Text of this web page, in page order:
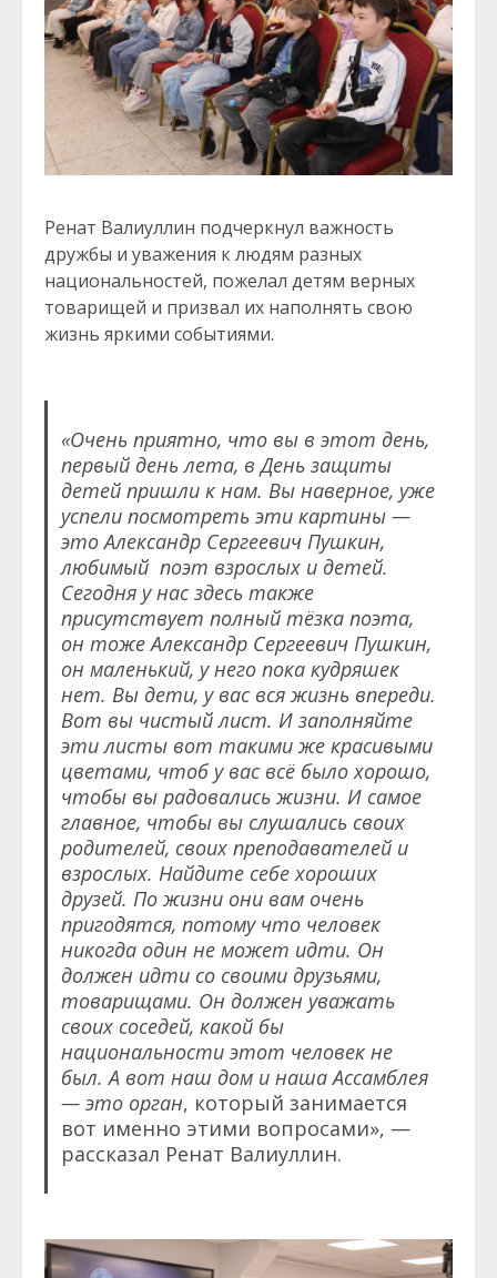
Ренат Валиуллин подчеркнул важность
дружбы и уважения к людям разных
национальностей, пожелал детям верных
товарищей и призвал их наполнять свою
жизнь яркими событиями.
«Очень приятно, что вы в этот день,
первый день лета, в День защиты
детей пришли к нам. Вы наверное, уже
успели посмотреть эти картины —
это Александр Сергеевич Пушкин,
любимый поэт взрослых и детей.
Сегодня у нас здесь также
присутствует полный тёзка поэта,
он тоже Александр Сергеевич Пушкин,
он маленький, у него пока кудряшек
нет. Вы дети, у вас вся жизнь впереди.
Вот вы чистый лист. И заполняйте
эти листы вот такими же красивыми
цветами, чтоб у вас всё было хорошо,
чтобы вы радовались жизни. И самое
главное, чтобы вы слушались своих
родителей, своих преподавателей и
взрослых. Найдите себе хороших
друзей. По жизни они вам очень
пригодятся, потому что человек
никогда один не может идти. Он
должен идти со своими друзьями,
товарищами. Он должен уважать
своих соседей, какой бы
национальности этот человек не
был. А вот наш дом и наша Ассамблея
— это орган, который занимается
вот именно этими вопросами», —
рассказал Ренат Валиуллин.